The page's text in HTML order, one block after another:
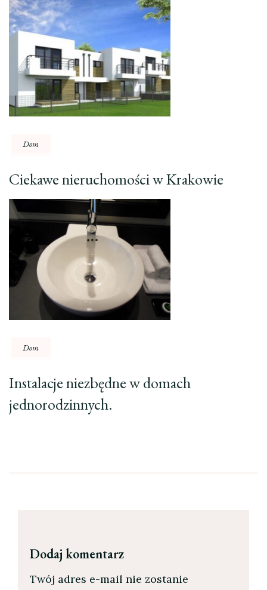
Dom
Ciekawe nieruchomości w Krakowie
Dom
Instalacje niezbędne w domach
jednorodzinnych.
Dodaj komentarz
Twój adres e-mail nie zostanie